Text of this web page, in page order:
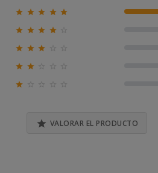
    
   
  
 

 VALORAR EL PRODUCTO